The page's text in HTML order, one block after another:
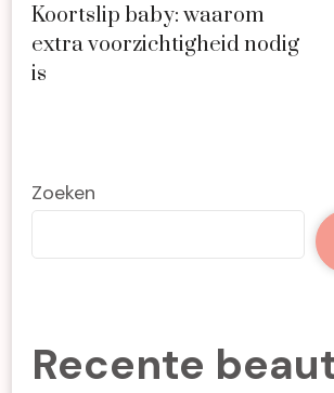
Koortslip baby: waarom
extra voorzichtigheid nodig
is
Zoeken
Recente